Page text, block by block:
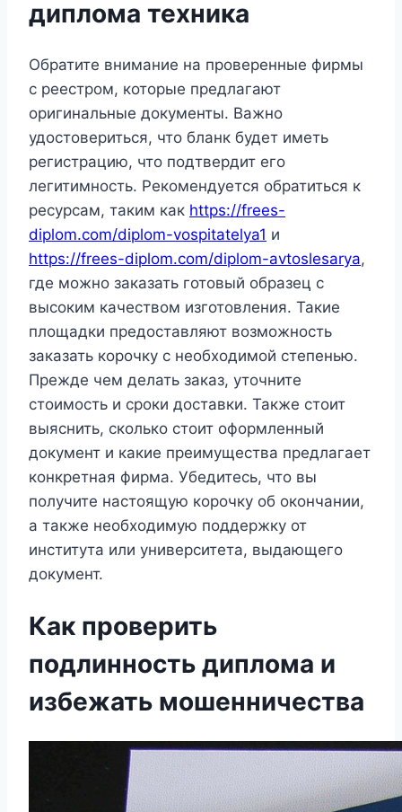
диплома техника
Обратите внимание на проверенные фирмы
с реестром, которые предлагают
оригинальные документы. Важно
удостовериться, что бланк будет иметь
регистрацию, что подтвердит его
легитимность. Рекомендуется обратиться к
ресурсам, таким как https://frees-
diplom.com/diplom-vospitatelya1 и
https://frees-diplom.com/diplom-avtoslesarya,
где можно заказать готовый образец с
высоким качеством изготовления. Такие
площадки предоставляют возможность
заказать корочку с необходимой степенью.
Прежде чем делать заказ, уточните
стоимость и сроки доставки. Также стоит
выяснить, сколько стоит оформленный
документ и какие преимущества предлагает
конкретная фирма. Убедитесь, что вы
получите настоящую корочку об окончании,
а также необходимую поддержку от
института или университета, выдающего
документ.
Как проверить
подлинность диплома и
избежать мошенничества